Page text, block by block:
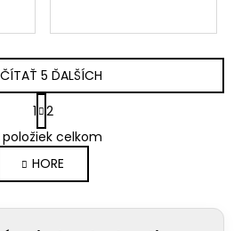
O
v
l
á
d
5 ĎALŠÍCH
S
t
r
á
n
k
o
1 2
položiek celkom
HORE